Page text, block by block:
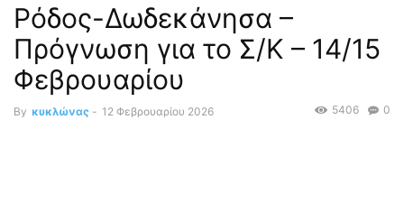
Ρόδος-Δωδεκάνησα –
Πρόγνωση για το Σ/Κ – 14/15
Φεβρουαρίου
By κυκλώνας - 12 Φεβρουαρίου 2026 0
5406